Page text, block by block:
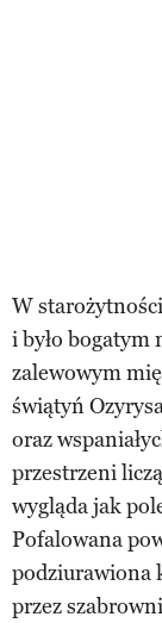
W
i było bogatym
zalewowym
świątyń
oraz
przestrzeni
wygląda jak
Pofalowana
podziurawiona
przez